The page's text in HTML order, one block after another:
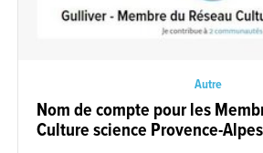
Autre
Nom de compte pour les
Culture science Provence-